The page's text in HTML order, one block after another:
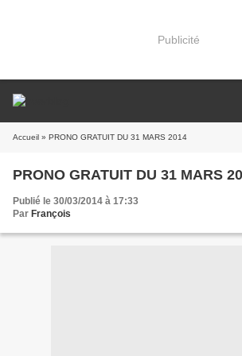
Publicité
Accueil » PRONO GRATUIT DU 31 MARS 2014
PRONO GRATUIT DU 31 MARS
Publié le 30/03/2014 à 17:33
Par François